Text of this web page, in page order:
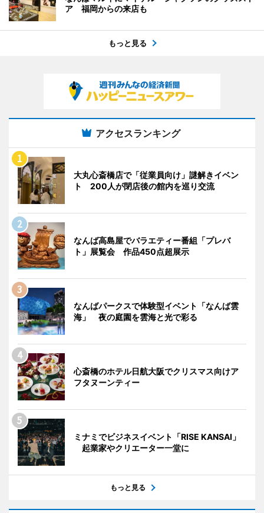
ア 福岡からの来店も
もっと見る
アクセスランキング
大丸心斎橋店で「従業員向け」謎解きイベン
ト 200人が閉店後の館内を巡り交流
なんば高島屋でバラエティー番組「プレバ
ト」展覧会 作品450点超展示
なんばパークスで体験型イベント「なんば雲
海」 夜の庭園を雲海と光で彩る
心斎橋のホテル日航大阪でクリスマス向けア
フタヌーンティー
ミナミでビジネスイベント「RISE KANSAI」
起業家やクリエーター一堂に
もっと見る